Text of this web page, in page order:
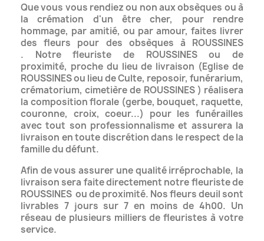
Que vous vous rendiez ou non aux obsèques ou à
la crémation d'un être cher, pour rendre
hommage, par amitié, ou par amour, faites livrer
des fleurs pour des obsèques à ROUSSINES
. Notre fleuriste de ROUSSINES ou de
proximité, proche du lieu de livraison (Eglise de
ROUSSINES ou lieu de Culte, reposoir, funérarium,
crématorium,cimetière de ROUSSINES ) réalisera
la composition florale (gerbe, bouquet, raquette,
couronne, croix, coeur...) pour les funérailles
avec tout son professionnalisme et assurera la
livraison en toute discrétion dans le respect de la
famille du défunt.
Afin de vous assurer une qualité irréprochable, la
livraison sera faite directement notre fleuriste de
ROUSSINES ou de proximité. Nos fleurs deuil sont
livrables 7 jours sur 7 en moins de 4h00. Un
réseau de plusieurs milliers de fleuristes à votre
service.